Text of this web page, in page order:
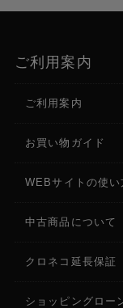
270° ボリュー
ボタン
専用機能ボタン
6.9インチ / 176
タッチインター
プロセッサー:
ストレージ:
ご利用案内
ご利用案内
お買い物ガイド
WEBサイトの使い
中古商品について
クロネコ延長保証
ショッピングロー